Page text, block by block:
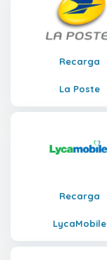
Recarga
La Poste
Recarga
LycaMobile